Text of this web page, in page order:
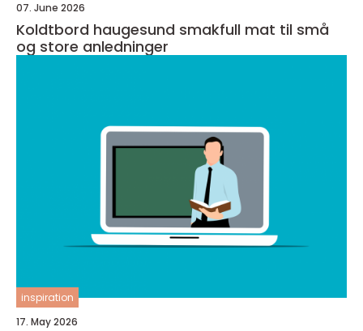
07. June 2026
Koldtbord haugesund smakfull mat til små
og store anledninger
inspiration
17. May 2026